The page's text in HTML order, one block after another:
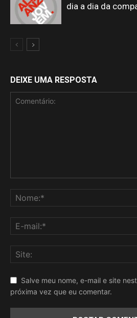
dia a dia da
DEIXE UMA RESPOSTA
Salve meu nome, e-mail e site
próxima vez que eu comentar.